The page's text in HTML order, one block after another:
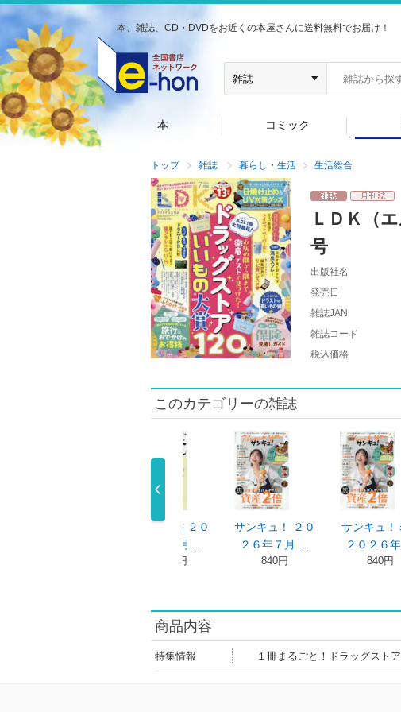
本、雑誌、CD・DVDをお近くの本屋さんに送料無料でお届け！
本 コミック
トップ 雑誌 暮らし・生活 生活総合
ＬＤＫ（
号
出版社名
発売日
雑誌JAN
雑誌コード
税込価格
このカテゴリーの雑誌
暮しの手帖 ２０
サンキュ！ ２０
２６年７月 …
サンキュ！ミニ
２０２６年 …
商品内容
特集情報 １冊まるごと！ドラッグスト